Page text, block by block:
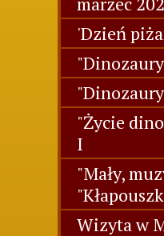
'Dzień
"Życie
I
"Mały,
Wizyta w